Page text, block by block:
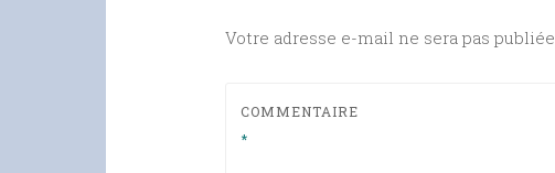
Votre adresse e-mail ne sera pas publiée.
COMMENTAIRE
*